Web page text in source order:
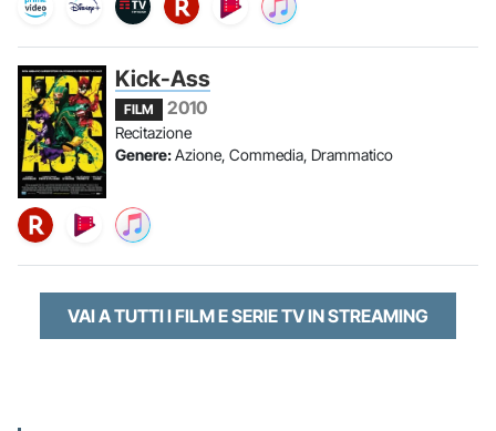
Kick-Ass
FILM 2010
Recitazione
Genere:Azione, Commedia, Drammatico
VAI A TUTTI I FILM E SERIE TV IN STREAMING